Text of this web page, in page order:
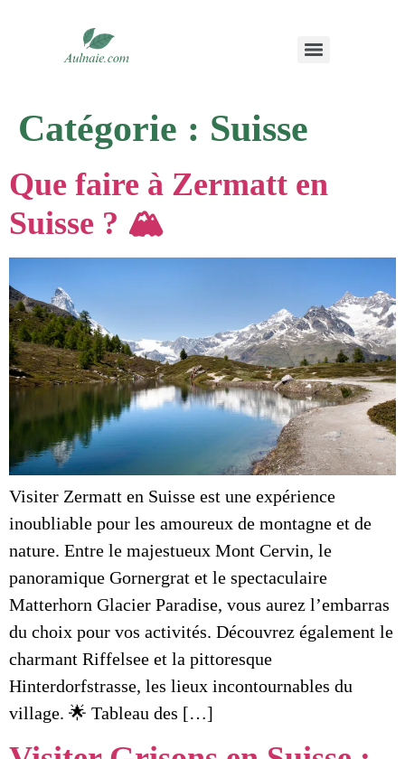
Catégorie : Suisse
Que faire à Zermatt en
Suisse ? 🏔️
Visiter Zermatt en Suisse est une expérience
inoubliable pour les amoureux de montagne et de
nature. Entre le majestueux Mont Cervin, le
panoramique Gornergrat et le spectaculaire
Matterhorn Glacier Paradise, vous aurez l’embarras
du choix pour vos activités. Découvrez également le
charmant Riffelsee et la pittoresque
Hinterdorfstrasse, les lieux incontournables du
village. 🌟 Tableau des […]